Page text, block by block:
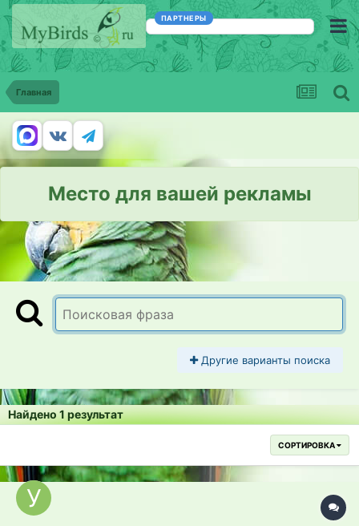
ПАРТНЕРЫ
Главная
Место для вашей рекламы
Другие варианты поиска
Найдено 1 результат
СОРТИРОВКА